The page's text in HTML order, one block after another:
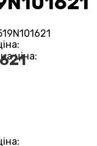
ціна: